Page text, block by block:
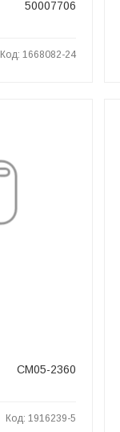
50007706
Код: 1668082-24
CM05-2360
Код: 1916239-5